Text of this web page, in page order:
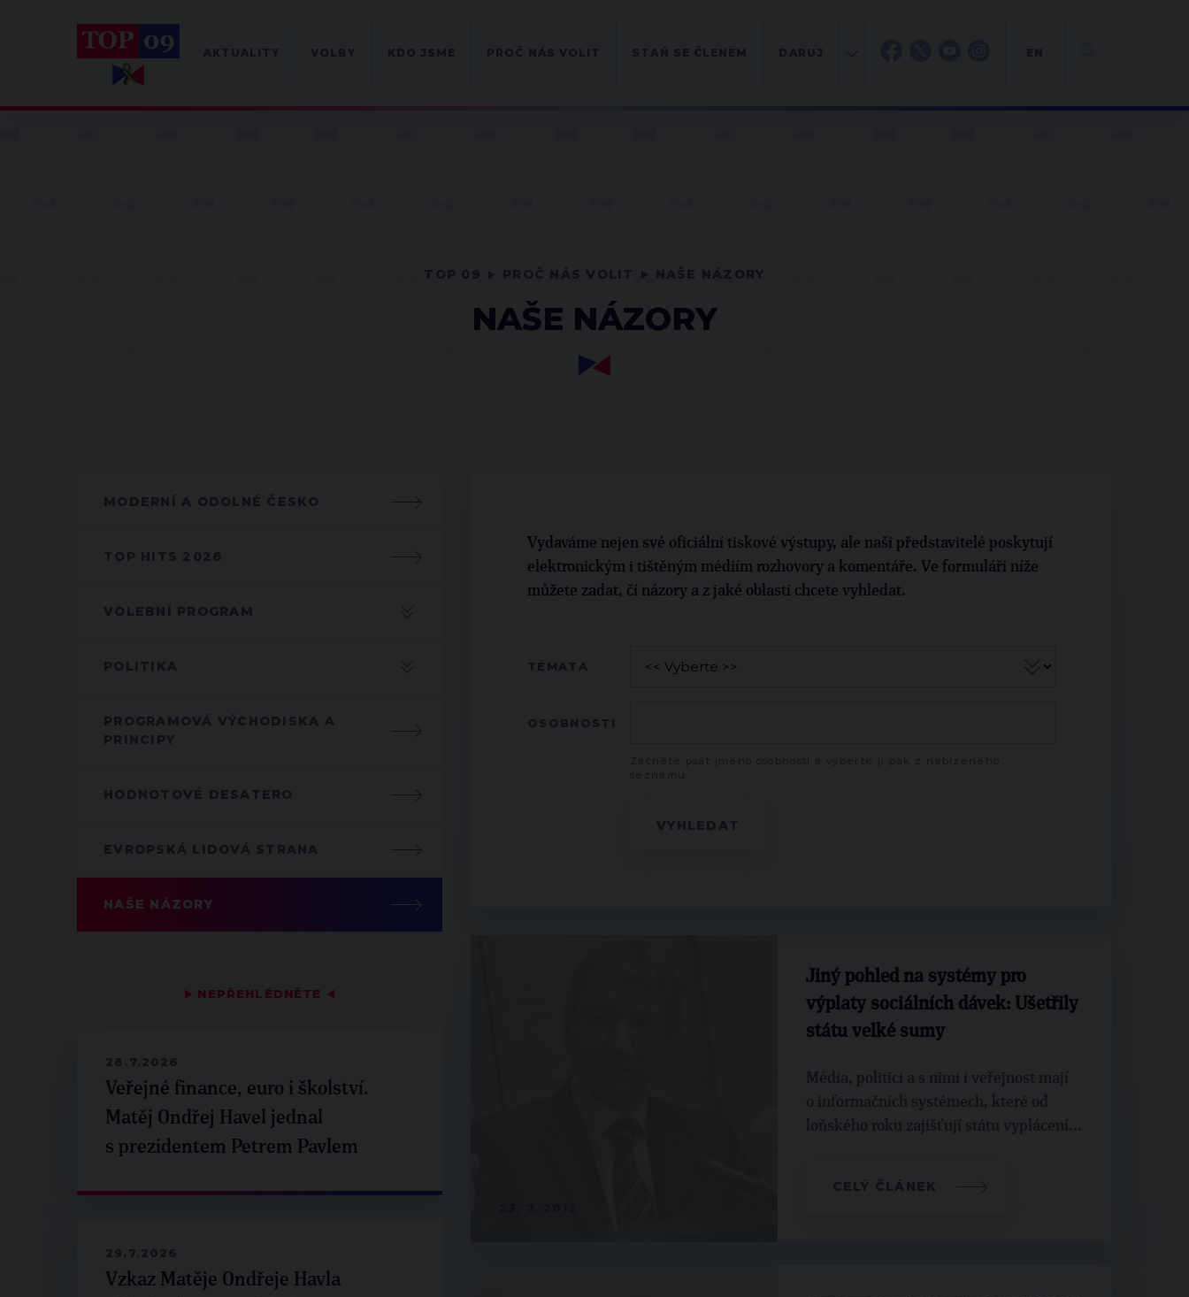
NAŠE NÁZORY
MODERNÍ A ODOLNÉ ČESKO
TOP HITS 2026
VOLEBNÍ PROGRAM
POLITIKA
PROGRAMOVÁ VÝCHODISKA A
PRINCIPY
HODNOTOVÉ DESATERO
EVROPSKÁ LIDOVÁ STRANA
NAŠE NÁZORY
▶ NEPŘEHLÉDNĚTE ◀
28.7.2026
Veřejné finance, euro i školství.
Matěj Ondřej Havel jednal
s prezidentem Petrem Pavlem
29.7.2026
Vzkaz Matěje Ondřeje Havla
Vydaváme nejen své oficiální tiskové výstupy, ale naši představitelé poskytují
elektronickým i tištěným médiím rozhovory a komentáře. Ve formuláři níže
můžete zadat, čí názory a z jaké oblasti chcete vyhledat.
TÉMATA
OSOBNOSTI
Jiný pohled na systémy pro
výplaty sociálních dávek: Ušetřily
státu velké sumy
Média, politici a s nimi i veřejnost mají
o informačních systémech, které od
loňského roku zajišťují státu vyplácení...
CELÝ ČLÁNEK